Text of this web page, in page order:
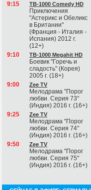
9:15
ТВ-1000 Comedy HD
Приключения
"Астерикс и Обеликс
в Британии"
(Франция - Италия -
Испания) 2012 г.
(12+)
9:10
ТВ-1000 Megahit HD
Боевик "Горечь и
сладость" (Корея)
2005 г. (18+)
9:00
Zee TV
Мелодрама "Порог
любви. Серия 73"
(Индия) 2016 г. (16+)
9:25
Zee TV
Мелодрама "Порог
любви. Серия 74"
(Индия) 2016 г. (16+)
9:50
Zee TV
Мелодрама "Порог
любви. Серия 75"
(Индия) 2016 г. (16+)